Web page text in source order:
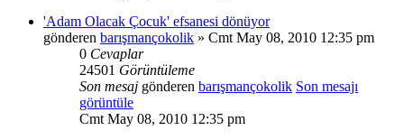
'Adam Olacak Çocuk' efsanesi dönüyor
gönderen barışmançokolik » Cmt May 08, 2010 12:35 pm
0 Cevaplar
24501 Görüntüleme
Son mesaj gönderen barışmançokolik Son mesajı
görüntüle
Cmt May 08, 2010 12:35 pm